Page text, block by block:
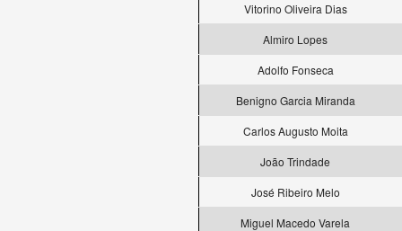
Vitorino Oliveira Dias
Almiro Lopes
Adolfo Fonseca
Benigno Garcia Miranda
Carlos Augusto Moita
João Trindade
José Ribeiro Melo
Miguel Macedo Varela